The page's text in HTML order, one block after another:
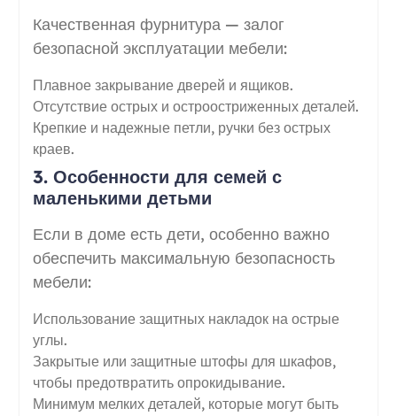
Качественная фурнитура — залог
безопасной эксплуатации мебели:
Плавное закрывание дверей и ящиков.
Отсутствие острых и остроостриженных деталей.
Крепкие и надежные петли, ручки без острых
краев.
3. Особенности для семей с
маленькими детьми
Если в доме есть дети, особенно важно
обеспечить максимальную безопасность
мебели:
Использование защитных накладок на острые
углы.
Закрытые или защитные штофы для шкафов,
чтобы предотвратить опрокидывание.
Минимум мелких деталей, которые могут быть